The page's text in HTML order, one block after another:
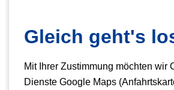
6,9 / 8,0 / 9,5 / 11,0 / 12,7 / 14,3 / 16,0
Formate zum Binden
Farben Drahtkämme / Drahtspiralen
Gleich geht's
Mit Ihrer Zustimmung möchten wir
Dienste Google Maps